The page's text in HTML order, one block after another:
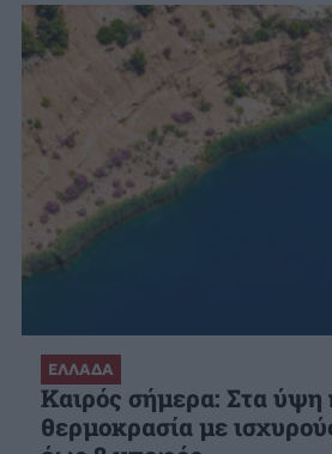
ΕΛΛΑΔΑ
Καιρός σήμερα: Στα ύψη
θερμοκρασία με